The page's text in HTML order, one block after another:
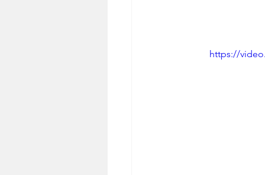
https://